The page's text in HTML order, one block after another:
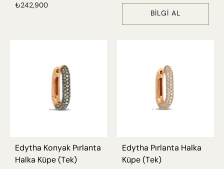
₺242,900
BILGI AL
Edytha Konyak Pırlanta
Halka Küpe (Tek)
Edytha Pırlanta Halka
Küpe (Tek)